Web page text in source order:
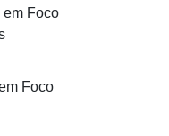
Foco